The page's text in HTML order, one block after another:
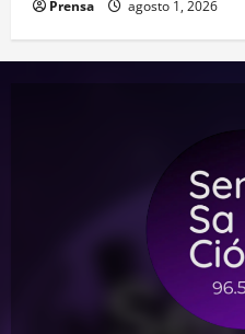
Prensa agosto 1, 2026